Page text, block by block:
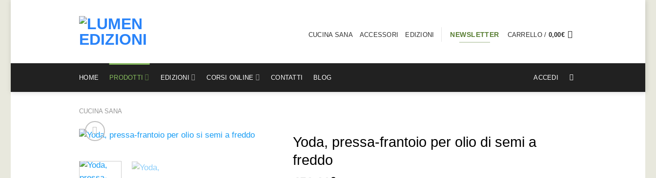
CUCINA SANA ACCESSORI EDIZIONI NEWSLETTER CARRELLO / 0,00€
HOME PRODOTTI EDIZIONI CORSI ONLINE CONTATTI BLOG ACCEDI
CUCINA SANA
Yoda, pressa-frantoio per olio di semi a
freddo